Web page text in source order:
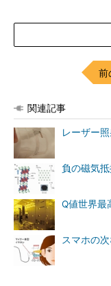
前
関連記事
レーザー
負の磁気
Q値世界最
スマホの